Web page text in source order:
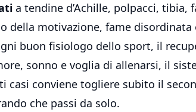
a tendine d’Achille, polpacci, tibia,
della motivazione, fame disordinata
buon fisiologo dello sport, il
sonno e voglia di allenarsi, il
casi conviene togliere subito il
che passi da solo.